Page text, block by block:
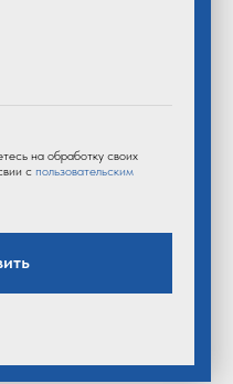
на обработку своих
с пользовательским